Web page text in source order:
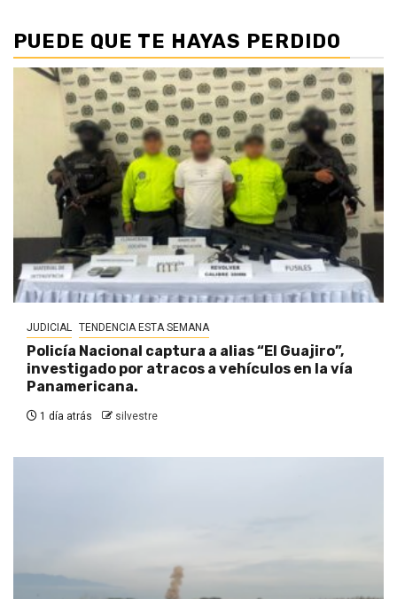
PUEDE QUE TE HAYAS PERDIDO
JUDICIAL TENDENCIA ESTA SEMANA
Policía Nacional captura a alias “El Guajiro”,
investigado por atracos a vehículos en la vía
Panamericana.
1 día atrás silvestre